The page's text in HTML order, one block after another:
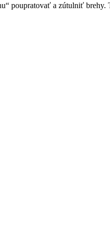
poupratovať a zútulniť